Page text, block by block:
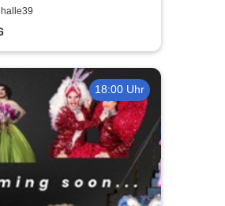
alles besser,
18:00 Uhr